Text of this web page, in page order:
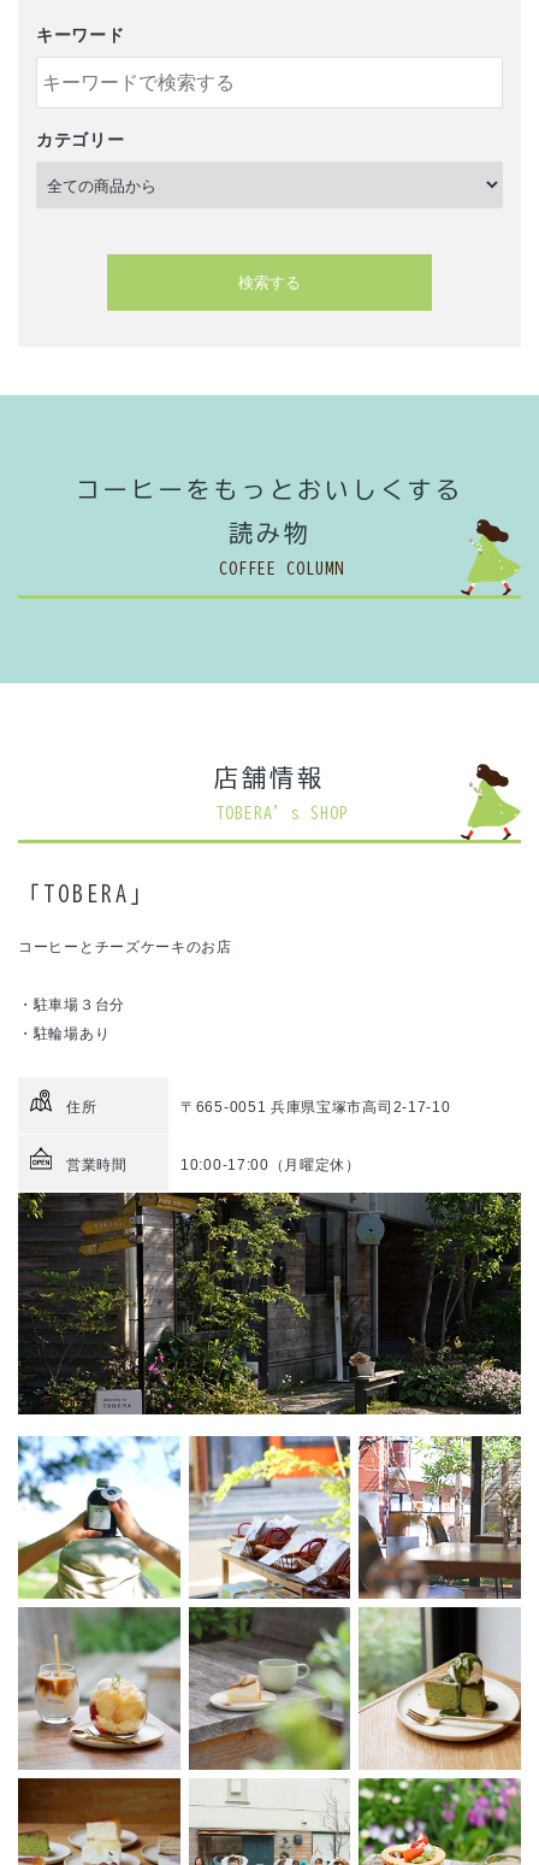
キーワード
カテゴリー
検索する
コーヒーをもっとおいしくする
読み物
COFFEE COLUMN
店舗情報
TOBERA’s SHOP
「TOBERA」
コーヒーとチーズケーキのお店
・駐車場３台分
・駐輪場あり
住所 〒665-0051 兵庫県宝塚市高司2-17-10
営業時間 10:00-17:00（月曜定休）